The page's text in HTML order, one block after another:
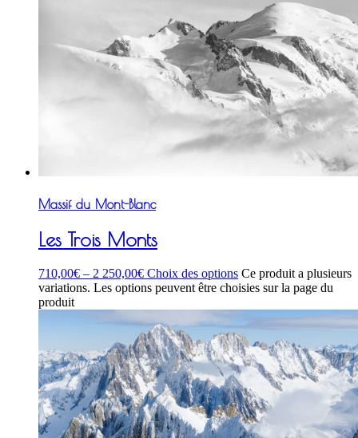
Massif du Mont-Blanc
Les Trois Monts
710,00€ – 2 250,00€ Choix des options Ce produit a plusieurs
variations. Les options peuvent être choisies sur la page du
produit